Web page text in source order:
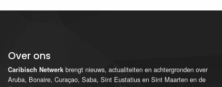
Over ons
Caribisch Netwerk brengt nieuws, actualiteiten en achtergronden over
Aruba, Bonaire, Curaçao, Saba, Sint Eustatius en Sint Maarten en de